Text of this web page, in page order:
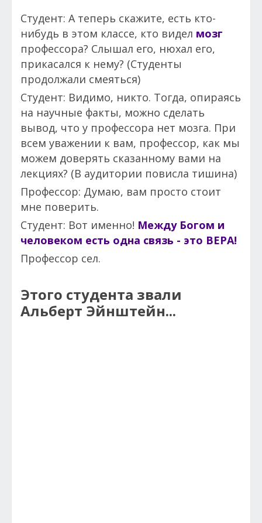
Студент: А теперь скажите, есть кто-
нибудь в этом классе, кто видел мозг
профессора? Слышал его, нюхал его,
прикасался к нему? (Студенты
продолжали смеяться)
Студент: Видимо, никто. Тогда, опираясь
на научные факты, можно сделать
вывод, что у профессора нет мозга. При
всем уважении к вам, профессор, как мы
можем доверять сказанному вами на
лекциях? (В аудитории повисла тишина)
Профессор: Думаю, вам просто стоит
мне поверить.
Студент: Вот именно! Между Богом и
человеком есть одна связь - это ВЕРА!
Профессор сел.
Этого студента звали
Альберт Эйнштейн...